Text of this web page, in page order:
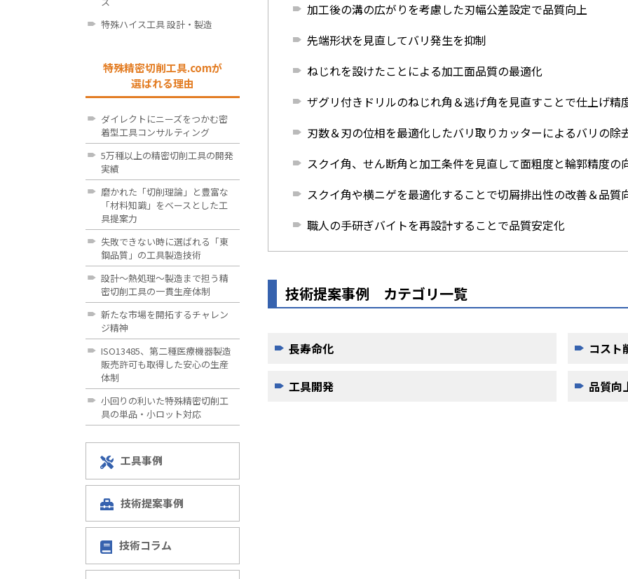
加工後の溝の広がりを考慮した刃幅公差設定で品質向上
先端形状を見直してバリ発生を抑制
ねじれを設けたことによる加工面品質の最適化
ザグリ付きドリルのねじれ角＆逃げ角を見直すことで仕上げ精
刃数＆刃の位相を最適化したバリ取りカッターによるバリの除
スクイ角、せん断角と加工条件を見直して面粗度と輪郭精度の
スクイ角や横ニゲを最適化することで切屑排出性の改善＆品質
職人の手研ぎバイトを再設計することで品質安定化
技術提案事例 カテゴリ一覧
長寿命化 コスト
工具開発 品質向
特殊ハイス工具 設計・製造
特殊精密切削工具.comが
選ばれる理由
ダイレクトにニーズをつかむ密
着型工具コンサルティング
5万種以上の精密切削工具の開発
実績
磨かれた「切削理論」と豊富な
「材料知識」をベースとした工
具提案力
失敗できない時に選ばれる「東
鋼品質」の工具製造技術
設計～熱処理～製造まで担う精
密切削工具の一貫生産体制
新たな市場を開拓するチャレン
ジ精神
ISO13485、第二種医療機器製造
販売許可も取得した安心の生産
体制
小回りの利いた特殊精密切削工
具の単品・小ロット対応
工具事例
技術提案事例
技術コラム